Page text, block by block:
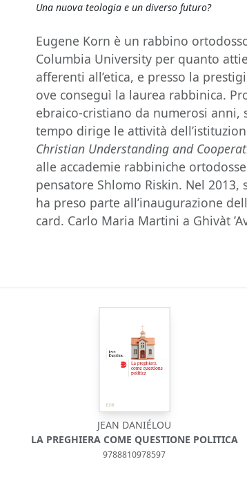
Una nuova teologia e un diverso futuro?
Eugene Korn è un rabbino
Columbia University per quanto
afferenti all’etica, e presso la
ove conseguì la laurea rabbinica.
ebraico-cristiano da numerosi anni,
tempo dirige le attività
Christian Understanding and
alle accademie rabbiniche
pensatore Shlomo Riskin. Nel
ha preso parte all’inaugurazione
card. Carlo Maria Martini a Ghivàt
JEAN DANIÉLOU
LA PREGHIERA COME QUESTIONE POLITICA
9788810978597